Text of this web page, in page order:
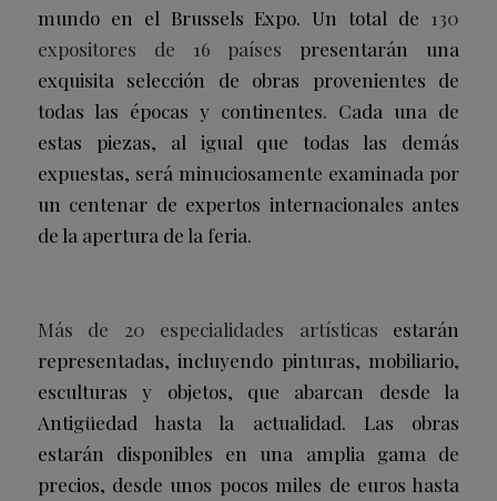
mundo en el Brussels Expo. Un total de 130
expositores de 16 países presentarán una
exquisita selección de obras provenientes de
todas las épocas y continentes. Cada una de
estas piezas, al igual que todas las demás
expuestas, será minuciosamente examinada por
un centenar de expertos internacionales antes
de la apertura de la feria.
Más de 20 especialidades artísticas estarán
representadas, incluyendo pinturas, mobiliario,
esculturas y objetos, que abarcan desde la
Antigüedad hasta la actualidad. Las obras
estarán disponibles en una amplia gama de
precios, desde unos pocos miles de euros hasta